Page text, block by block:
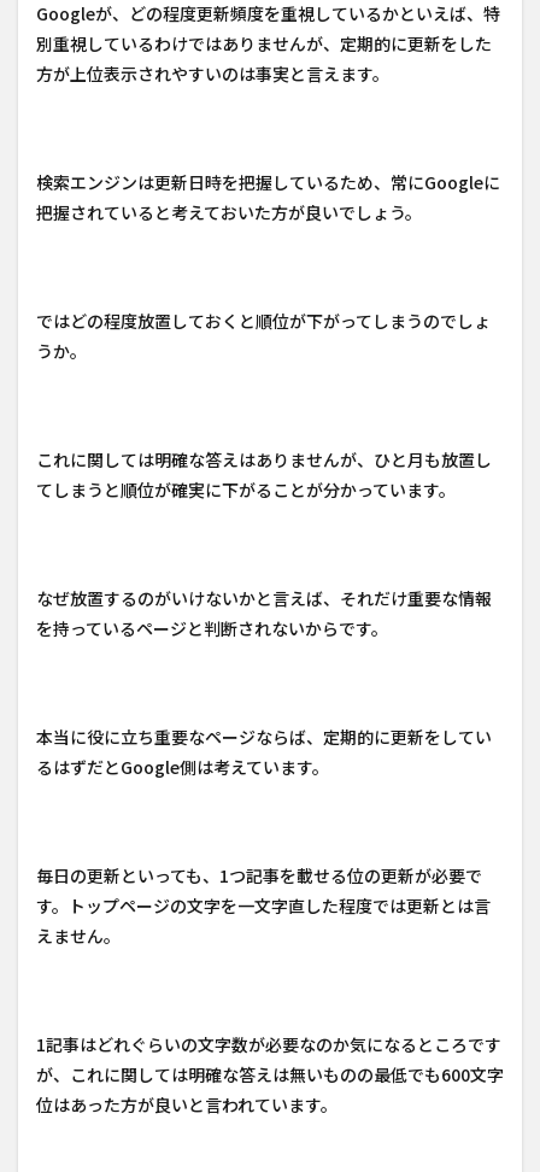
Googleが、どの程度更新頻度を重視しているかといえば、特
別重視しているわけではありませんが、定期的に更新をした
方が上位表示されやすいのは事実と言えます。
検索エンジンは更新日時を把握しているため、常にGoogleに
把握されていると考えておいた方が良いでしょう。
ではどの程度放置しておくと順位が下がってしまうのでしょ
うか。
これに関しては明確な答えはありませんが、ひと月も放置し
てしまうと順位が確実に下がることが分かっています。
なぜ放置するのがいけないかと言えば、それだけ重要な情報
を持っているページと判断されないからです。
本当に役に立ち重要なページならば、定期的に更新をしてい
るはずだとGoogle側は考えています。
毎日の更新といっても、1つ記事を載せる位の更新が必要で
す。トップページの文字を一文字直した程度では更新とは言
えません。
1記事はどれぐらいの文字数が必要なのか気になるところです
が、これに関しては明確な答えは無いものの最低でも600文字
位はあった方が良いと言われています。